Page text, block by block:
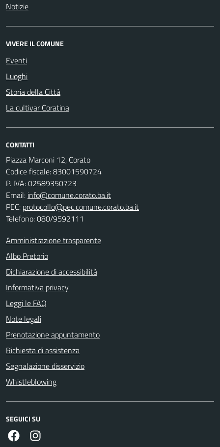
Notizie
VIVERE IL COMUNE
Eventi
Luoghi
Storia della Città
La cultivar Coratina
CONTATTI
Piazza Marconi 12, Corato
Codice fiscale: 83001590724
P. IVA: 02589350723
Email: info@comune.corato.ba.it
PEC: protocollo@pec.comune.corato.ba.it
Telefono: 080/9592111
Amministrazione trasparente
Albo Pretorio
Dichiarazione di accessibilità
Informativa privacy
Leggi le FAQ
Note legali
Prenotazione appuntamento
Richiesta di assistenza
Segnalazione disservizio
Whistleblowing
SEGUICI SU
Facebook